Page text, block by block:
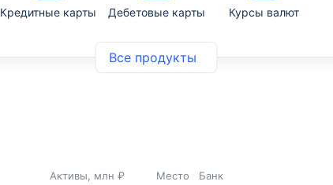
Все продукты
Кредитные карты Дебетовые карты Курсы валют
Активы, млн ₽ Место Банк